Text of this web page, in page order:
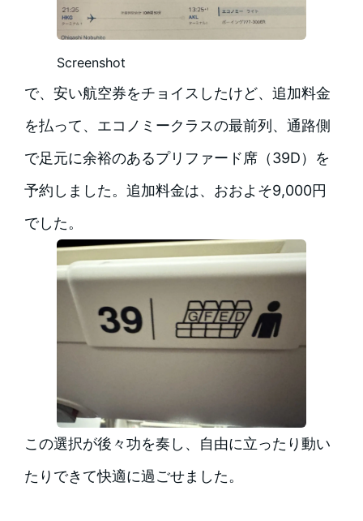
Screenshot
で、安い航空券をチョイスしたけど、追加料金
を払って、エコノミークラスの最前列、通路側
で足元に余裕のあるプリファード席（39D）を
予約しました。追加料金は、おおよそ9,000円
でした。
この選択が後々功を奏し、自由に立ったり動い
たりできて快適に過ごせました。